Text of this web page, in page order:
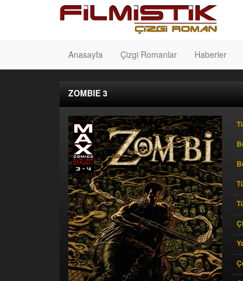
Anasayfa Çizgi Romanlar Haberler
ZOMBIE 3